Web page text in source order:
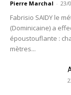
Pierre Marchal - 23/
Fabrisio SAIDY le
(Dominicaine) a
époustouflante :
mètres...